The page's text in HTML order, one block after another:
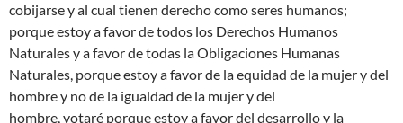
cobijarse y al cual tienen derecho como seres humanos;
porque estoy a favor de todos los Derechos Humanos
Naturales y a favor de todas la Obligaciones Humanas
Naturales, porque estoy a favor de la equidad de la mujer y del
hombre y no de la igualdad de la mujer y del
hombre, votaré porque estoy a favor del desarrollo y la